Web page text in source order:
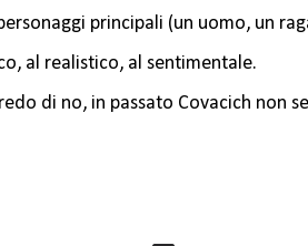
principali (un uomo, un
al realistico, al sentimentale.
di no, in passato Covacich non